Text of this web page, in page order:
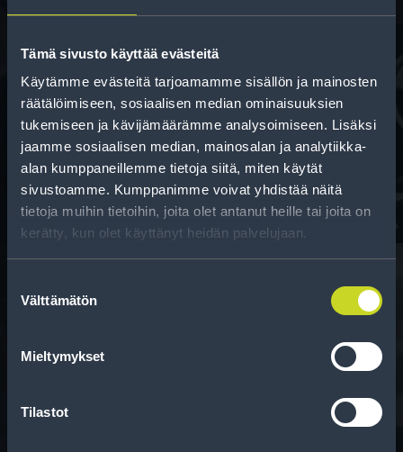
Tämä sivusto käyttää evästeitä
Käytämme evästeitä tarjoamamme sisällön ja mainosten
räätälöimiseen, sosiaalisen median ominaisuuksien
tukemiseen ja kävijämäärämme analysoimiseen. Lisäksi
jaamme sosiaalisen median, mainosalan ja analytiikka-
alan kumppaneillemme tietoja siitä, miten käytät
sivustoamme. Kumppanimme voivat yhdistää näitä
tietoja muihin tietoihin, joita olet antanut heille tai joita on
kerätty, kun olet käyttänyt heidän palvelujaan.
valinta
Välttämätön
Mieltymykset
Tilastot
Rahoitus
Tee ostoksesi RengasCenter-tilillä. Saat
maksuaikaa renkaillesi.
Tavallisen ihmisen tietoa merkinnöistä, renkaista ja